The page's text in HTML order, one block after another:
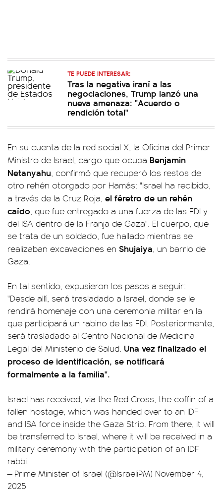
TE PUEDE INTERESAR:
Tras la negativa iraní a las
negociaciones, Trump lanzó una
nueva amenaza: "Acuerdo o
rendición total"
En su cuenta de la red social X, la Oficina del Primer
Ministro de Israel, cargo que ocupa Benjamin
Netanyahu, confirmó que recuperó los restos de
otro rehén otorgado por Hamás: "Israel ha recibido,
a través de la Cruz Roja, el féretro de un rehén
caído, que fue entregado a una fuerza de las FDI y
del ISA dentro de la Franja de Gaza". El cuerpo, que
se trata de un soldado, fue hallado mientras se
realizaban excavaciones en Shujaiya, un barrio de
Gaza.
En tal sentido, expusieron los pasos a seguir:
"Desde allí, será trasladado a Israel, donde se le
rendirá homenaje con una ceremonia militar en la
que participará un rabino de las FDI. Posteriormente,
será trasladado al Centro Nacional de Medicina
Legal del Ministerio de Salud. Una vez finalizado el
proceso de identificación, se notificará
formalmente a la familia".
Israel has received, via the Red Cross, the coffin of a
fallen hostage, which was handed over to an IDF
and ISA force inside the Gaza Strip. From there, it will
be transferred to Israel, where it will be received in a
military ceremony with the participation of an IDF
rabbi.
— Prime Minister of Israel (@IsraeliPM) November 4,
2025